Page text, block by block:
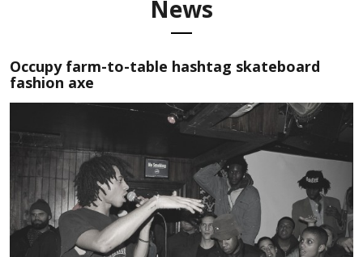
News
Occupy farm-to-table hashtag skateboard
fashion axe